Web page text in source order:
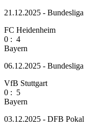
21.12.2025 - Bundesliga
FC Heidenheim
0 : 4
Bayern
06.12.2025 - Bundesliga
VfB Stuttgart
0 : 5
Bayern
03.12.2025 - DFB Pokal